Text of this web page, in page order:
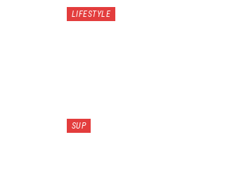
LIFESTYLE
SUP